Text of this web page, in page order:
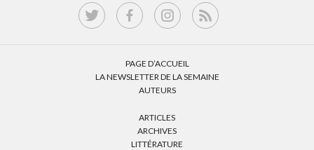
PAGE D’ACCUEIL
LA NEWSLETTER DE LA SEMAINE
AUTEURS
ARTICLES
ARCHIVES
LITTÉRATURE